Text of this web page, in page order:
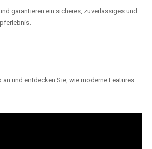
garantieren ein sicheres, zuverlässiges und
an und entdecken Sie, wie moderne Features